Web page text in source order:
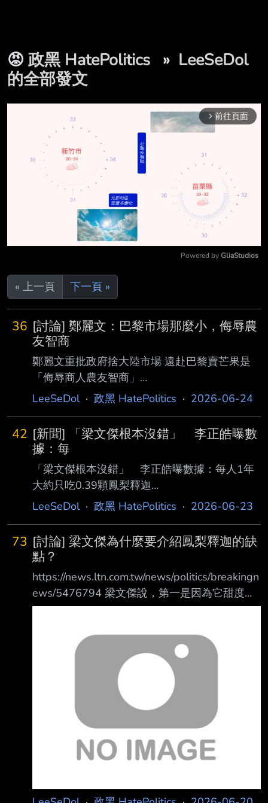
😡 政黑 HatePolitics » LeeSeDol
的全部發文
arrow_forward_ios 前往頁面
Powered by GliaStudios
« 上一頁 下一頁 »
36 [討論] 鄭麗文：巴黎市場那麼小，侮辱農
友智商
鄭麗文重批政府捨大陸市場 遠赴巴黎賣芒果是
「侮辱商人農友智商」
https://udn.com/news/story/6656/9585854 國
釋迦話題延燒之際，她火力全開批中央政 府棄
鄰近的大陸市場不要，遠渡重洋到巴黎賣芒果，
不是巴黎不能去，而是這麼小的市場是 否夠農
友吃穿？根本是侮辱台灣人的智商，侮辱農友的
智商。 心得： 看到綠營群起吹捧芒果賣到巴黎
的蠢樣， 鄭麗文忍不住吐槽。 台灣賣去巴黎的
水果，整批銷量才多少？ 跟大陸的市場規模能
比嗎？ 巴黎這種特例拿來
LeeSeDol· 政黑 HatePolitics · 2026-06-24
42 [新聞] 「梁文傑根本沒錯」 李正皓曝數
據：每
「梁文傑根本沒錯」 李正皓曝數據：每人1年
大約只吃0.39顆鳳梨釋迦
https://www.ettoday.net/news/20260623/318
鳳梨釋迦「台灣人幾乎不吃」、「仰中共鼻息的
農產品」，引發 議論，更讓民進黨台東縣長參
選人陳瑩不滿。對此，媒體人李正皓今（23日）
指出，根據公 開資料，114年台東鳳梨釋迦產量
約9000公噸（全國占99%），國內消費約5369
消費鳳梨釋迦約895萬顆，平均每個
LeeSeDol· 政黑 HatePolitics · 2026-06-23
73 [討論] 梁文傑為什麼要介紹鳳梨釋迦的缺
點？
https://news.ltn.com.tw/news/politics/breakingn
ews/5476794 梁文傑說，第一是因為它甜度非
常高，第二是不像平常吃的釋迦是用手剝開，它
庭，可能吃三頓都吃不完，所以在台灣幾乎沒有
內銷市場 ，90幾%產量都是依賴中國的採購。
心得： 梁文傑根本智商有問題吧！ 你要申論的
議題是中共的手法， 結果你跑去介紹鳳梨釋迦
的缺點幹嘛？ 太甜？要切片？一餐吃不完？ 你
是在哭什麼？ 有多少種水果完全符合你說的這
些描述啊？ --